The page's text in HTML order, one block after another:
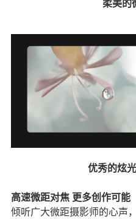
柔美的
优秀的炫
高速微距对焦 更多创作可能
倾听广大微距摄影师的心声